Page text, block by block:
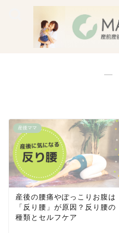
―
産後ママ
産後の腰痛やぽっこりお腹は
「反り腰」が原因？反り腰の
種類とセルフケア